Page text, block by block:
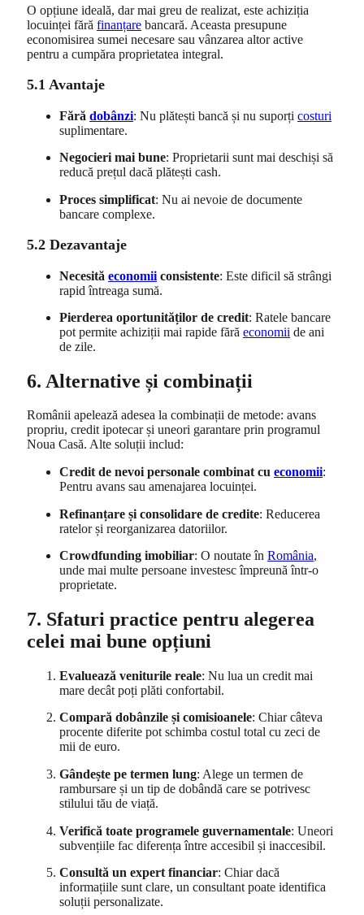
O opțiune ideală, dar mai greu de realizat, este achiziția
locuinței fără finanțare bancară. Aceasta presupune
economisirea sumei necesare sau vânzarea altor active
pentru a cumpăra proprietatea integral.
5.1 Avantaje
Fără dobânzi: Nu plătești bancă și nu suporți costuri
suplimentare.
Negocieri mai bune: Proprietarii sunt mai deschiși să
reducă prețul dacă plătești cash.
Proces simplificat: Nu ai nevoie de documente
bancare complexe.
5.2 Dezavantaje
Necesită economii consistente: Este dificil să strângi
rapid întreaga sumă.
Pierderea oportunităților de credit: Ratele bancare
pot permite achiziții mai rapide fără economii de ani
de zile.
6. Alternative și combinații
Românii apelează adesea la combinații de metode: avans
propriu, credit ipotecar și uneori garantare prin programul
Noua Casă. Alte soluții includ:
Credit de nevoi personale combinat cu economii:
Pentru avans sau amenajarea locuinței.
Refinanțare și consolidare de credite: Reducerea
ratelor și reorganizarea datoriilor.
Crowdfunding imobiliar: O noutate în România,
unde mai multe persoane investesc împreună într-o
proprietate.
7. Sfaturi practice pentru alegerea
celei mai bune opțiuni
Evaluează veniturile reale: Nu lua un credit mai
mare decât poți plăti confortabil.
Compară dobânzile și comisioanele: Chiar câteva
procente diferite pot schimba costul total cu zeci de
mii de euro.
Gândește pe termen lung: Alege un termen de
rambursare și un tip de dobândă care se potrivesc
stilului tău de viață.
Verifică toate programele guvernamentale: Uneori
subvențiile fac diferența între accesibil și inaccesibil.
Consultă un expert financiar: Chiar dacă
informațiile sunt clare, un consultant poate identifica
soluții personalizate.